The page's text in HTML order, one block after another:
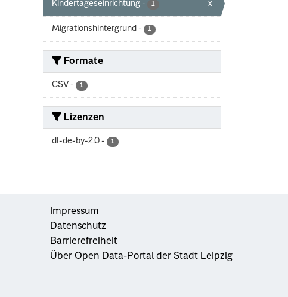
Kindertageseinrichtung - 1 x
Migrationshintergrund - 1
Formate
CSV - 1
Lizenzen
dl-de-by-2.0 - 1
Impressum
Datenschutz
Barrierefreiheit
Über Open Data-Portal der Stadt Leipzig